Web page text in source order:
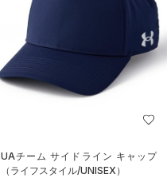
UAチーム サイドライン キャップ
（ライフスタイル/UNISEX）